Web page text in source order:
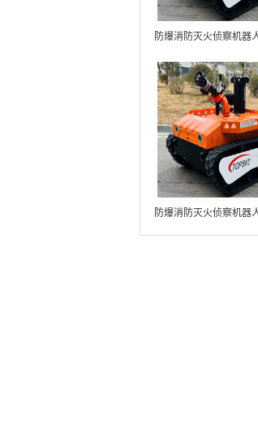
防爆消防灭火侦察机器
火焰）中型RXR-
代）
防爆消防灭火侦察机器
制+跟随功能+5G控制+